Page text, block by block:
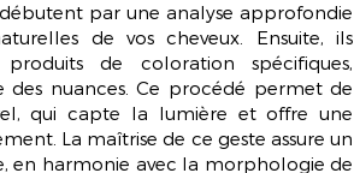
débutent par uneanalyse approfondie
de vos cheveux. Ensuite, ils
de coloration spécifiques,
des nuances. Ce procédé permet de
qui capte la lumière et offre une
La maîtrise de ce geste assure un
en harmonie avec la morphologie de